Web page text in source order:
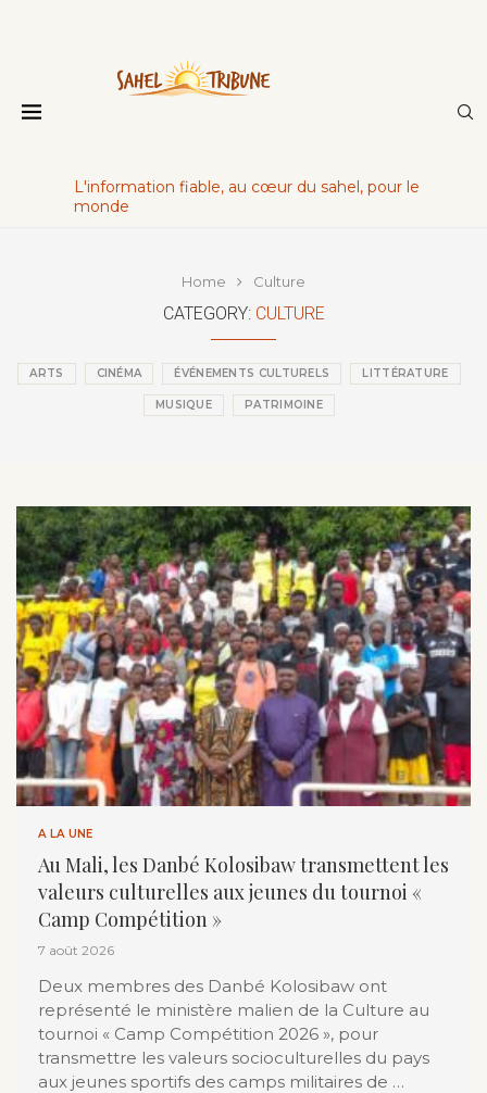
L'information fiable, au cœur du sahel, pour le
monde
Home Culture
CATEGORY: CULTURE
ARTS CINÉMA ÉVÉNEMENTS CULTURELS LITTÉRATURE
MUSIQUE PATRIMOINE
A LA UNE
Au Mali, les Danbé Kolosibaw transmettent les
valeurs culturelles aux jeunes du tournoi «
Camp Compétition »
7 août 2026
Deux membres des Danbé Kolosibaw ont
représenté le ministère malien de la Culture au
tournoi « Camp Compétition 2026 », pour
transmettre les valeurs socioculturelles du pays
aux jeunes sportifs des camps militaires de …